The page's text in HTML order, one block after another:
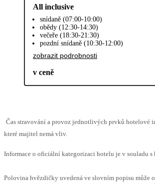
All inclusive
snídaně (07:00-10:00)
obědy (12:30-14:30)
večeře (18:30-21:30)
pozdní snídaně (10:30-12:00)
zobrazit podrobnosti
v ceně
Čas stravování a provoz jednotlivých prvků hotelové
které majitel nemá vliv.
Informace o oficiální kategorizaci hotelu je v souladu
Polovina hvězdičky uvedená ve slovním popisu může